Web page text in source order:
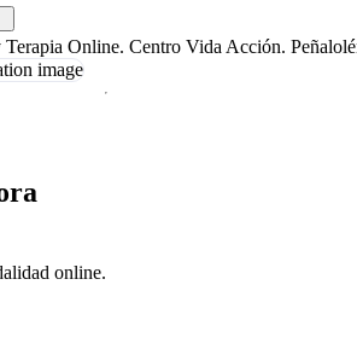
online.
Terapia Online. Centro Vida Acción.